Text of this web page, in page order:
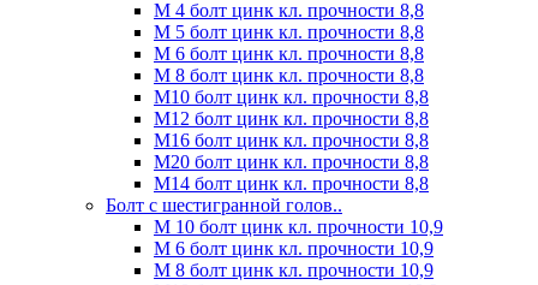
М 4 болт цинк кл. прочности 8,8
М 5 болт цинк кл. прочности 8,8
М 6 болт цинк кл. прочности 8,8
М 8 болт цинк кл. прочности 8,8
М10 болт цинк кл. прочности 8,8
М12 болт цинк кл. прочности 8,8
М16 болт цинк кл. прочности 8,8
М20 болт цинк кл. прочности 8,8
М14 болт цинк кл. прочности 8,8
Болт с шестигранной голов..
М 10 болт цинк кл. прочности 10,9
М 6 болт цинк кл. прочности 10,9
М 8 болт цинк кл. прочности 10,9